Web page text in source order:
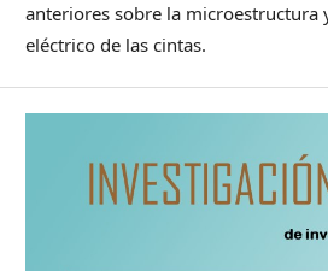
anteriores sobre la
eléctrico de las cintas.